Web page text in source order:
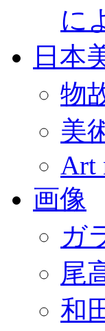
に
日本
物
美
Art
画像
ガ
尾
和